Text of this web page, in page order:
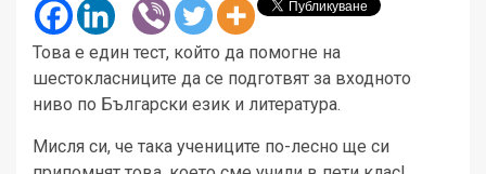
Това е един тест, който да помогне на
шестокласниците да се подготвят за входното
ниво по Български език и литература.
Мисля си, че така учениците по-лесно ще си